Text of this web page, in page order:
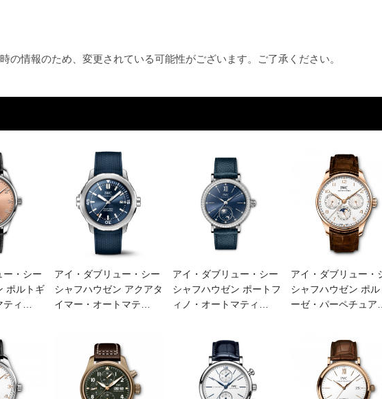
の情報のため、変更されている可能性がございます。ご了承ください。
ー・シー
ポルトギ
ティ
アイ・ダブリュー・シー
シャフハウゼン アクアタ
イマー・オートマテ
アイ・ダブリュー・シー
シャフハウゼン ポートフ
ィノ・オートマティ
アイ・ダブリュー・
シャフハウゼン ポル
ーゼ・パーペチュア